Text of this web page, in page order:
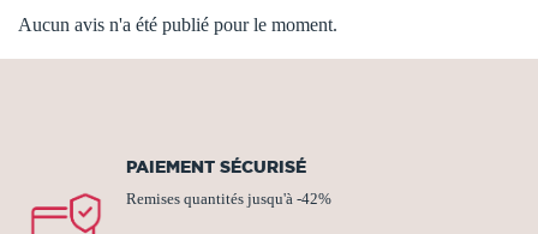
Aucun avis n'a été publié pour le moment.
PAIEMENT SÉCURISÉ
Remises quantités jusqu'à -42%